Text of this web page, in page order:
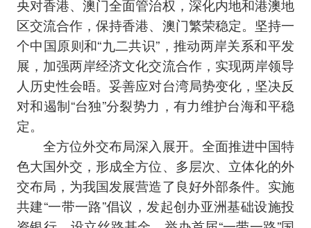
央对香港、澳门全面管治权，深化内地和港澳地
区交流合作，保持香港、澳门繁荣稳定。坚持一
个中国原则和“九二共识”，推动两岸关系和平发
展，加强两岸经济文化交流合作，实现两岸领导
人历史性会晤。妥善应对台湾局势变化，坚决反
对和遏制“台独”分裂势力，有力维护台海和平稳
定。
全方位外交布局深入展开。全面推进中国特
色大国外交，形成全方位、多层次、立体化的外
交布局，为我国发展营造了良好外部条件。实施
共建“一带一路”倡议，发起创办亚洲基础设施投